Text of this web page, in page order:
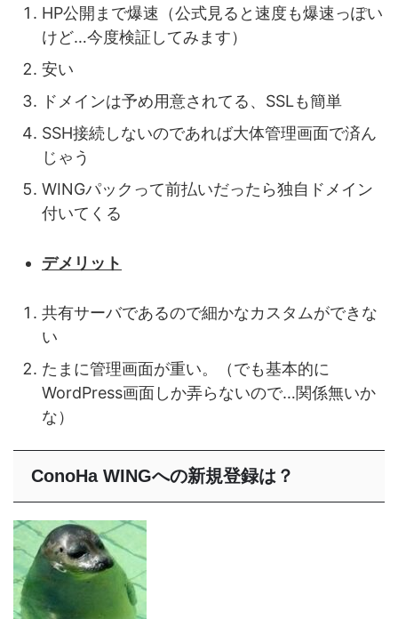
HP公開まで爆速（公式見ると速度も爆速っぽい
けど…今度検証してみます）
安い
ドメインは予め用意されてる、SSLも簡単
SSH接続しないのであれば大体管理画面で済ん
じゃう
WINGパックって前払いだったら独自ドメイン
付いてくる
デメリット
共有サーバであるので細かなカスタムができな
い
たまに管理画面が重い。（でも基本的に
WordPress画面しか弄らないので…関係無いか
な）
ConoHa WINGへの新規登録は？